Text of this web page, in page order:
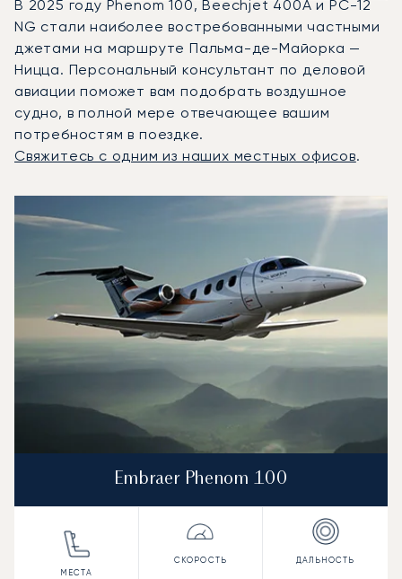
В 2025 году Phenom 100, Beechjet 400A и PC-12
NG стали наиболее востребованными частными
джетами на маршруте Пальма-де-Майорка —
Ницца. Персональный консультант по деловой
авиации поможет вам подобрать воздушное
судно, в полной мере отвечающее вашим
потребностям в поездке.
Свяжитесь с одним из наших местных офисов.
Модель воздушного судна
Скорость (км/ч)
Embraer Phenom 100